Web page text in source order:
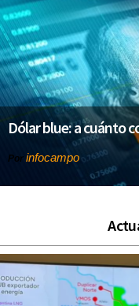
Dólar blue: a cuánto
Por infocampo